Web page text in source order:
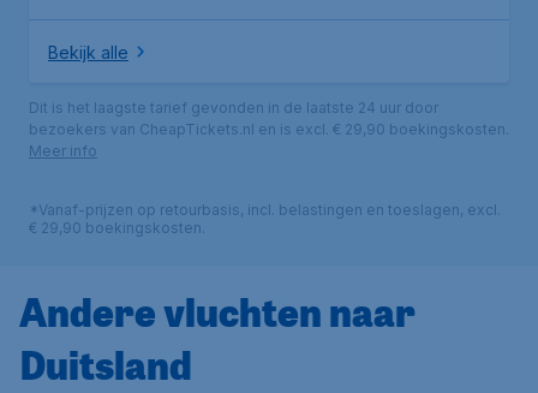
Bekijk alle
Dit is het laagste tarief gevonden in de laatste 24 uur door
bezoekers van CheapTickets.nl en is excl. € 29,90 boekingskosten.
Meer info
*Vanaf-prijzen op retourbasis, incl. belastingen en toeslagen, excl.
€ 29,90 boekingskosten.
Andere vluchten naar
Duitsland